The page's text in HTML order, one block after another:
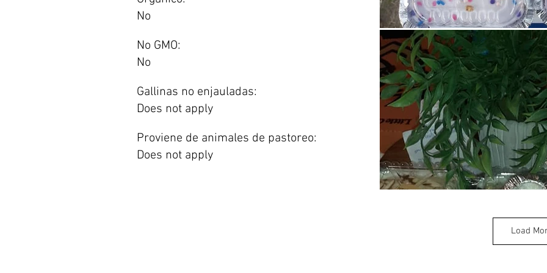
No
No GMO:
No
Gallinas no enjauladas:
Does not apply
Proviene de animales de pastoreo:
Does not apply
Load